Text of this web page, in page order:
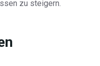
zu steigern.